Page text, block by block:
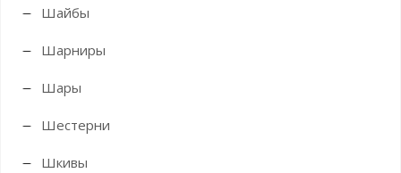
Шайбы
Шарниры
Шары
Шестерни
Шкивы